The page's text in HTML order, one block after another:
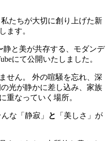
たちが大切に創り上げた新
ます。
静と美が共存する、モダンデ
にて公開いたしました。
せん。 外の喧騒を忘れ、深
光が静かに差し込み、家族
重なっていく場所。
な「静寂」 と
「美しさ」が